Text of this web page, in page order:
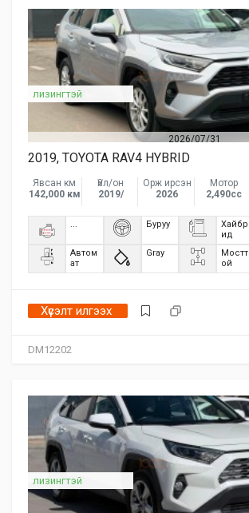
2026/07/31
DM12202
лизингтэй
2019, TOYOTA RAV4 HYBRID
Явсан км
142,000 км
Үйл/он
2019/
Орж ирсэн
2026
Мотор
2,490сс
... Буруу
Хайбр
ид
Автом
ат
Gray
Мостт
ой
Хүсэлт илгээх
лизингтэй